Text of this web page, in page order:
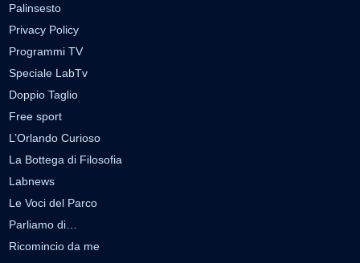
Palinsesto
Privacy Policy
Programmi TV
Speciale LabTv
Doppio Taglio
Free sport
L’Orlando Curioso
La Bottega di Filosofia
Labnews
Le Voci del Parco
Parliamo di…
Ricomincio da me